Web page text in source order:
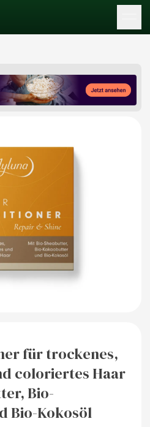
für trockenes,
coloriertes Haar
Bio-
Bio-Kokosöl